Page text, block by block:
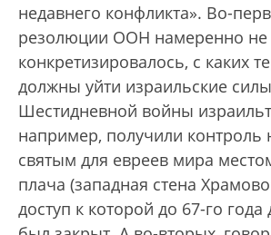
недавнего конфликта». Во-
резолюции ООН намеренно не
конкретизировалось, с каких
должны уйти израильские
Шестидневной войны
например, получили контроль
святым для евреев мира
плача (западная стена
доступ к которой до 67-го года